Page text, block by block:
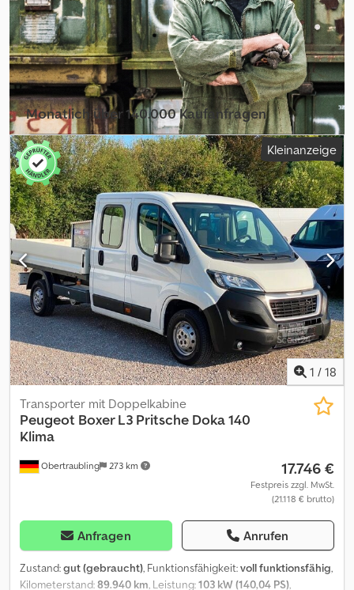
Schiebetür, Servolenkung, Tempomat, Traktionskontrolle,
Zentralverriegelung
, Exterieur * Anhängerkupplung Weiteres *
CITY CONNECT PACK * Kaolin-Weiß * Schiebetür rechts und
links manuell * Stoff Curitiba * WORKSITE PACK Dcjdpszf Dx Ssfx
Ahyok - .
Monatlich über 140.000 Kaufanfragen
Händlerpaket auswählen Kleinanzeige
1 / 18
Obertraubling 273 km
Transporter mit Doppelkabine
Peugeot Boxer L3 Pritsche Doka 140
Klima
17.746 €
Festpreis zzgl. MwSt.
(21.118 € brutto)
Anfragen Anrufen
Zustand:gut (gebraucht), Funktionsfähigkeit:voll funktionsfähig,
Kilometerstand:89.940 km, Leistung:103 kW (140,04 PS),